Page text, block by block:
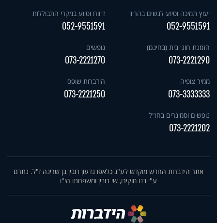
יעוץ תמיכה וסיוע לנשים בהריון
052-9551591
דיווח וסיוע במקרי התבוללות
052-9551591
הזמנת חוגי בית (בחינם)
073-2221290
נופשים
073-2221270
ממיר צופיה
073-3333333
הידברות שופס
073-2221250
נופשים וסמינרים בחו"ל
073-2221202
אתר הידברות החדש מוקדש לע"נ כלאפו גדעון רובין בן שרינה ז"ל. נתרם
ע"י בנו מוקירו, שי רובין ומשפחתו הי"ו